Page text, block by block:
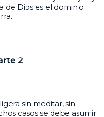
de Dios es el dominio
2
sin meditar, sin
casos se debe asumir